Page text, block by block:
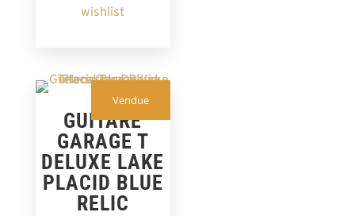
wishlist
Vendue
GUITARE
GARAGE T
DELUXE LAKE
PLACID BLUE
RELIC